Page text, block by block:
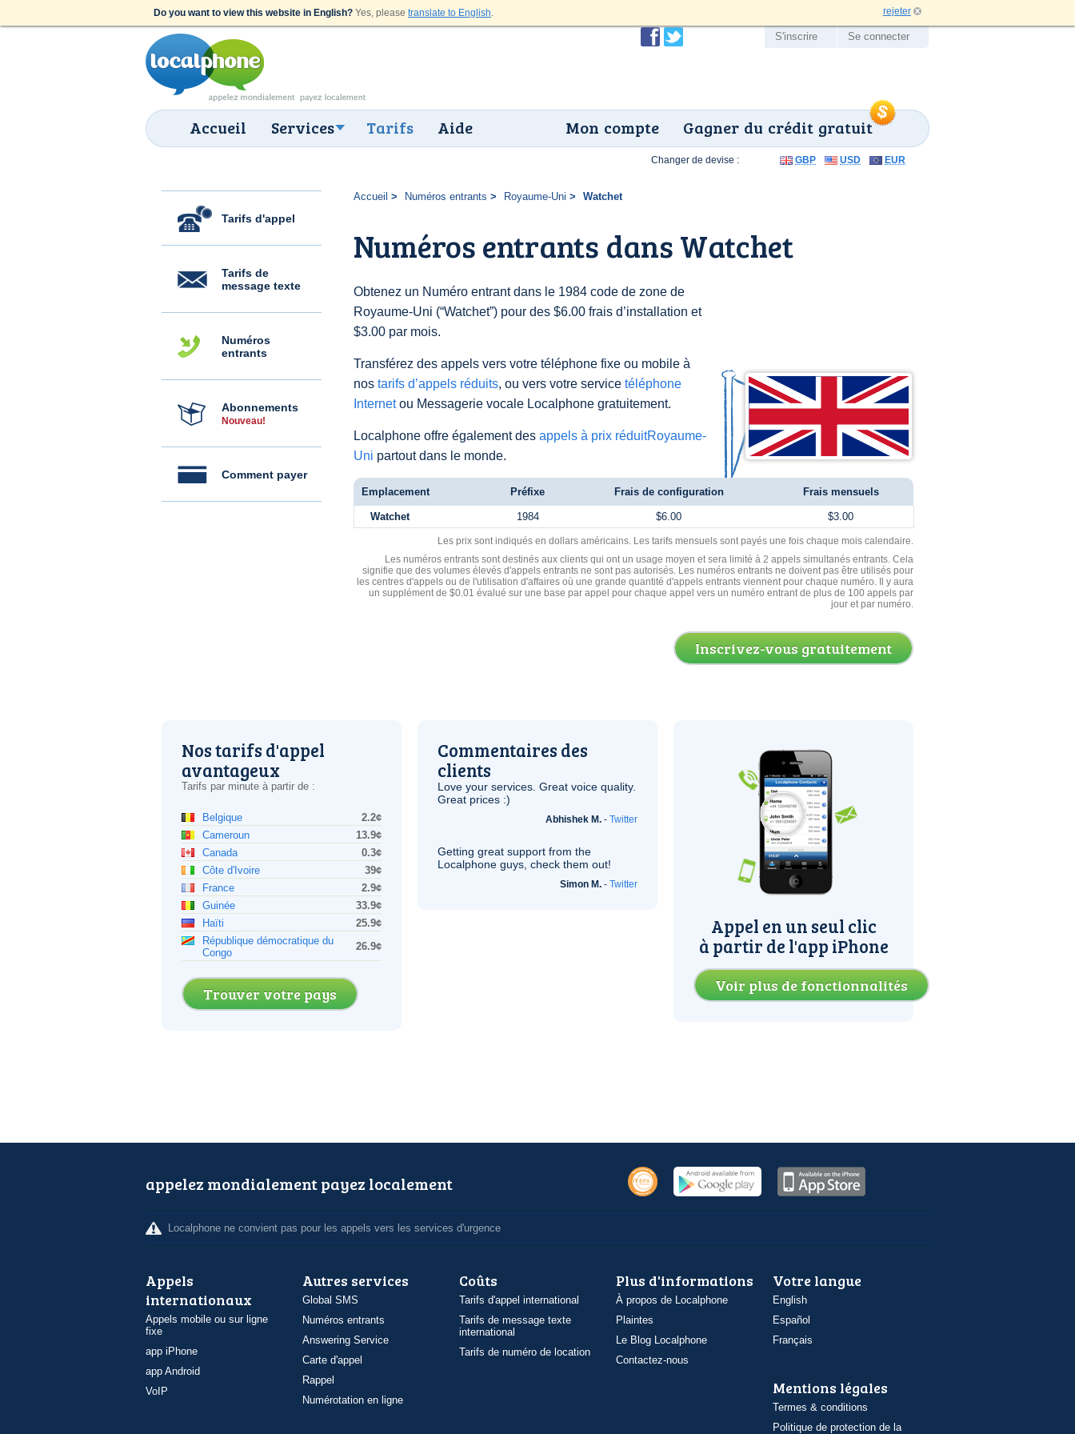
Do you want to view this website in English? Yes, please translate to English. rejeter
Accueil Services Tarifs Aide Gagner du crédit gratuit
Mon compte
S'inscrire Se connecter
Tarifs d'appel
Tarifs de
message texte
Numéros
entrants
Abonnements
Nouveau!
Comment payer
Accueil Numéros entrants Royaume-Uni Watchet
Numéros entrants dans Watchet
Obtenez un Numéro entrant dans le 1984 code de zone de
Royaume-Uni (“Watchet”) pour des $6.00 frais d’installation et
$3.00 par mois.
Transférez des appels vers votre téléphone fixe ou mobile à
nos tarifs d’appels réduits, ou vers votre service téléphone
Internetou Messagerie vocale Localphone gratuitement.
Localphone offre également des appels à prix réduitRoyaume-
Uni partout dans le monde.
Changer de devise : GBP USD EUR
Emplacement Préfixe Frais de configuration Frais mensuels
Watchet 1984 $6.00 $3.00
Les prix sont indiqués en dollars américains. Les tarifs mensuels sont payés une fois chaque mois calendaire.
Les numéros entrants sont destinés aux clients qui ont un usage moyen et sera limité à 2 appels simultanés entrants. Cela
signifie que des volumes élevés d'appels entrants ne sont pas autorisés. Les numéros entrants ne doivent pas être utilisés pour
les centres d'appels ou de l'utilisation d'affaires où une grande quantité d'appels entrants viennent pour chaque numéro. Il y aura
un supplément de $0.01 évalué sur une base par appel pour chaque appel vers un numéro entrant de plus de 100 appels par
jour et par numéro.
Inscrivez-vous gratuitement
Nos tarifs d'appel
avantageux
Tarifs par minute à partir de :
Belgique
2.2¢
Cameroun
13.9¢
Canada
0.3¢
Côte d'Ivoire
39¢
France
2.9¢
Guinée
33.9¢
Haïti
25.9¢
République démocratique du
Congo
26.9¢
Trouver votre pays
Commentaires des
clients
Love your services. Great voice quality.
Great prices :)
Abhishek M. - Twitter
Getting great support from the
Localphone guys, check them out!
Simon M. - Twitter
Appel en un seul clic
à partir de l'app iPhone
Voir plus de fonctionnalités
appelez mondialement payez localement
Localphone ne convient pas pour les appels vers les services d'urgence
Appels
internationaux
Appels mobile ou sur ligne
fixe
app iPhone
app Android
VoIP
Autres services
Global SMS
Numéros entrants
Answering Service
Carte d'appel
Rappel
Numérotation en ligne
Coûts
Tarifs d'appel international
Tarifs de message texte
international
Tarifs de numéro de location
Plus d'informations
À propos de Localphone
Plaintes
Le Blog Localphone
Contactez-nous
Votre langue
English
Español
Français
Mentions légales
Termes & conditions
Politique de protection de la